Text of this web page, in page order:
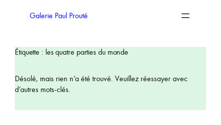
Galerie Paul Prouté
Étiquette : les quatre parties du monde
Désolé, mais rien n’a été trouvé. Veuillez réessayer avec
d’autres mots-clés.